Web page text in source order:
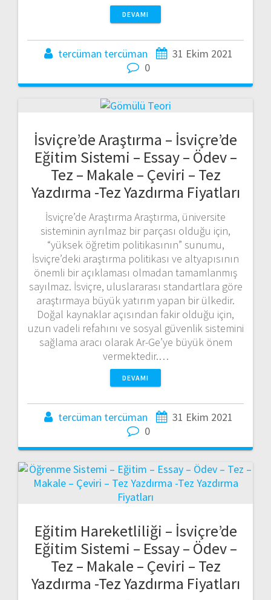
DEVAMI
tercüman tercüman
31 Ekim 2021
0
İsviçre’de Araştırma – İsviçre’de
Eğitim Sistemi – Essay – Ödev –
Tez – Makale – Çeviri – Tez
Yazdırma -Tez Yazdırma Fiyatları
İsviçre’de Araştırma Araştırma, üniversite
sisteminin ayrılmaz bir parçası olduğu için,
“yüksek öğretim politikasının” sunumu,
İsviçre’deki araştırma politikası ve altyapısının
önemli bir açıklaması olmadan tamamlanmış
sayılmaz. İsviçre, uluslararası standartlara göre
araştırmaya büyük yatırım yapan bir ülkedir.
Doğal kaynaklar açısından fakir olduğu için,
uzun vadeli refahını ve sosyal güvenlik sistemini
sağlama aracı olarak Ar-Ge’ye büyük önem
vermektedir.…
DEVAMI
tercüman tercüman
31 Ekim 2021
0
Eğitim Hareketliliği – İsviçre’de
Eğitim Sistemi – Essay – Ödev –
Tez – Makale – Çeviri – Tez
Yazdırma -Tez Yazdırma Fiyatları